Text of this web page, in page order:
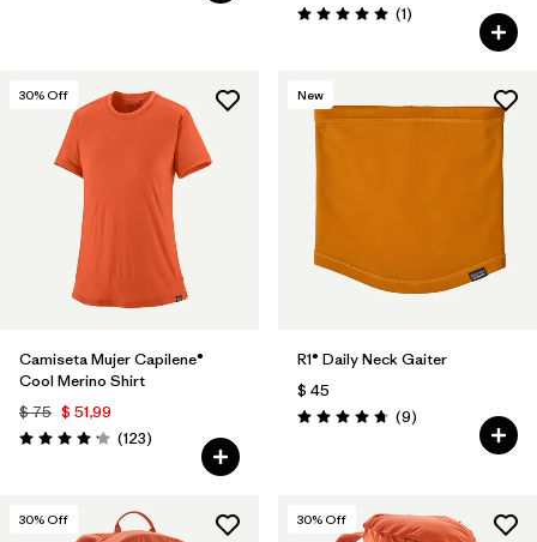
Valoración: 5.0 / 5
(1Comentarios
)
30% Off
Camiseta Mujer Capilene®
Cool Merino Shirt
$ 75 $ 51,99
Valoración: 4.2 / 5
(123Comentarios
)
New
R1® Daily Neck Gaiter
$ 45
Valoración: 4.8 / 5
(9Comentarios
)
30% Off 30% Off